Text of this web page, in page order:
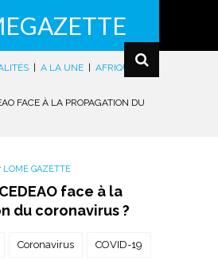
A LA UNE AFRIQUE
|
FACE À LA PROPAGATION DU
LOME GAZETTE
face à la
du coronavirus ?
Coronavirus COVID-19